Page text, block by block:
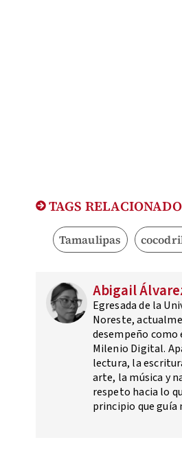
TAGS
Tamaulipas
Abigail
Egresada de la
Noreste,
desempeño como
Milenio Digital.
lectura, la
arte, la música y
respeto hacia lo
principio que guía